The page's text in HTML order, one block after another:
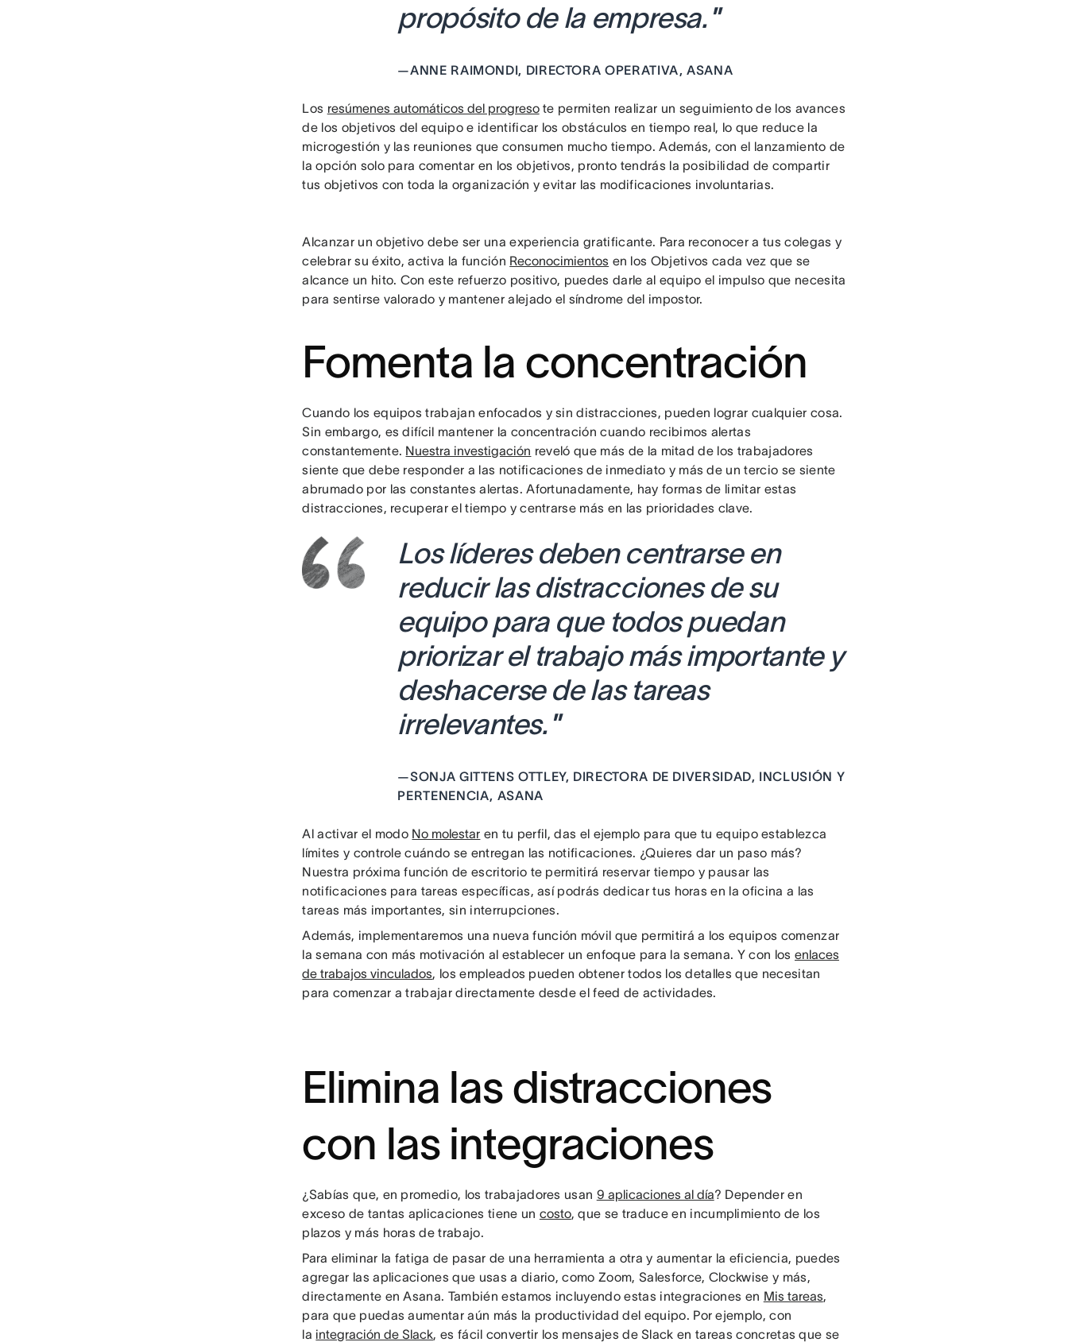
propósito de la empresa. ”
—ANNE RAIMONDI, DIRECTORA OPERATIVA, ASANA
Los resúmenes automáticos del progresote permiten realizar un seguimiento de los avances
de los objetivos del equipo e identificar los obstáculos en tiempo real, lo que reduce la
microgestión y las reuniones que consumen mucho tiempo. Además, con el lanzamiento de
la opción solo para comentar en los objetivos, pronto tendrás la posibilidad de compartir
tus objetivos con toda la organización y evitar las modificaciones involuntarias.
Alcanzar un objetivo debe ser una experiencia gratificante. Para reconocer a tus colegas y
celebrar su éxito, activa la función Reconocimientos en los Objetivos cada vez que se
alcance un hito. Con este refuerzo positivo, puedes darle al equipo el impulso que necesita
para sentirse valorado y mantener alejado el síndrome del impostor.
Fomenta la concentración
Cuando los equipos trabajan enfocados y sin distracciones, pueden lograr cualquier cosa.
Sin embargo, es difícil mantener la concentración cuando recibimos alertas
constantemente. Nuestra investigación reveló que más de la mitad de los trabajadores
siente que debe responder a las notificaciones de inmediato y más de un tercio se siente
abrumado por las constantes alertas. Afortunadamente, hay formas de limitar estas
distracciones, recuperar el tiempo y centrarse más en las prioridades clave.
Los líderes deben centrarse en
reducir las distracciones de su
equipo para que todos puedan
priorizar el trabajo más importante y
deshacerse de las tareas
irrelevantes. ”
—SONJA GITTENS OTTLEY, DIRECTORA DE DIVERSIDAD, INCLUSIÓN Y
PERTENENCIA, ASANA
Al activar el modo No molestar en tu perfil, das el ejemplo para que tu equipo establezca
límites y controle cuándo se entregan las notificaciones. ¿Quieres dar un paso más?
Nuestra próxima función de escritorio te permitirá reservar tiempo y pausar las
notificaciones para tareas específicas, así podrás dedicar tus horas en la oficina a las
tareas más importantes, sin interrupciones.
Además, implementaremos una nueva función móvil que permitirá a los equipos comenzar
la semana con más motivación al establecer un enfoque para la semana. Y con los enlaces
de trabajos vinculados, los empleados pueden obtener todos los detalles que necesitan
para comenzar a trabajar directamente desde el feed de actividades.
Elimina las distracciones
con las integraciones
¿Sabías que, en promedio, los trabajadores usan 9 aplicaciones al día? Depender en
exceso de tantas aplicaciones tiene un costo, que se traduce en incumplimiento de los
plazos y más horas de trabajo.
Para eliminar la fatiga de pasar de una herramienta a otra y aumentar la eficiencia, puedes
agregar las aplicaciones que usas a diario, como Zoom, Salesforce, Clockwise y más,
directamente en Asana. También estamos incluyendo estas integraciones en Mis tareas,
para que puedas aumentar aún más la productividad del equipo. Por ejemplo, con
la integración de Slack, es fácil convertir los mensajes de Slack en tareas concretas que se